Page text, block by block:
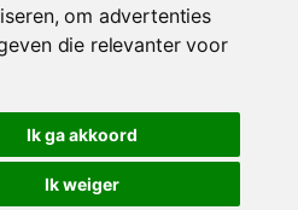
,om advertenties
die relevanter voor
Ik ga akkoord
Ik weiger